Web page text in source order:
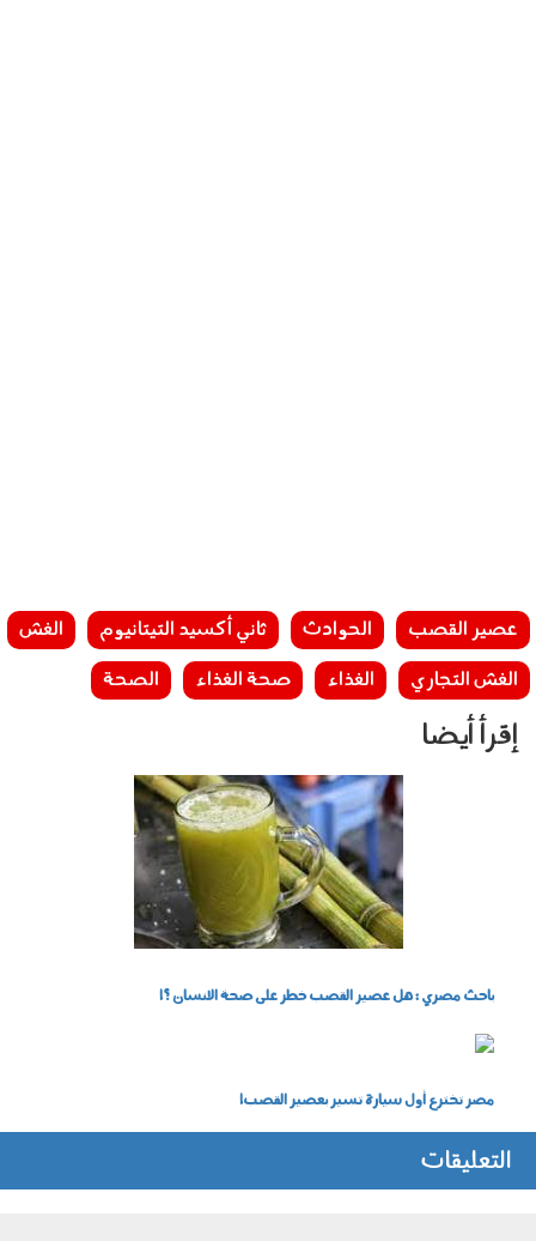
عصير القصب الحوادث ثاني أكسيد التيتانيوم
الغش
الغش التجاري
الغذاء صحة الغذاء الصحة
إقرأ أيضا
download_1.jpg
باحث مصري : هل عصير القصب خطر على صحة الانسان ؟!
مصر تخترع أول سيارة تسير بعصير القصب!
التعليقات